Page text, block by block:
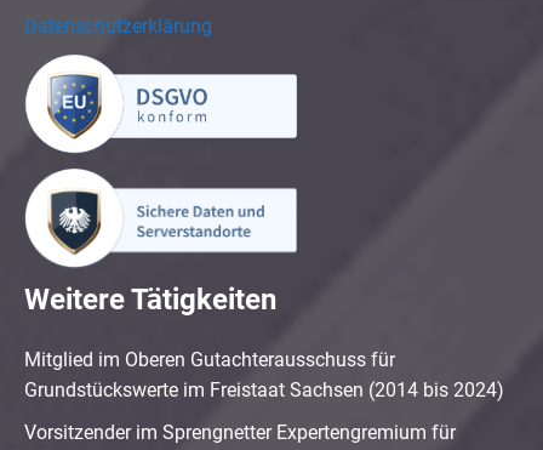
Datenschutzerklärung
Weitere Tätigkeiten
Mitglied im Oberen Gutachterausschuss für
Grundstückswerte im Freistaat Sachsen (2014 bis 2024)
Vorsitzender im Sprengnetter Expertengremium für